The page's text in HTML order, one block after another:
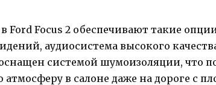
Ford Focus 2 обеспечивают такие
аудиосистема высокого
системой шумоизоляции, что
в салоне даже на дороге с